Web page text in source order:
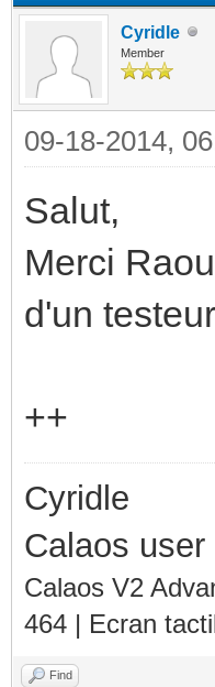
Cyridle
Member
09-18-2014,
Salut,
Merci
d'un
++
Cyridle
Calaos user
Calaos V2
464 | Ecran
Find